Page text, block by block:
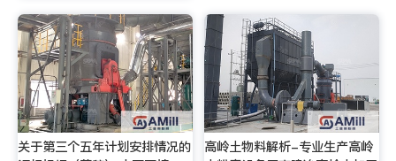
关于第三个五年计划安排情况的
高岭土物料解析-专业生产高岭